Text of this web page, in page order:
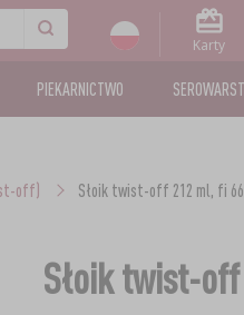
Karty
PIEKARNICTWO
off) Słoik twist-off 212 ml, fi
Słoik twist-